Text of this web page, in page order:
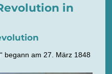
in
begann am 27. März 1848